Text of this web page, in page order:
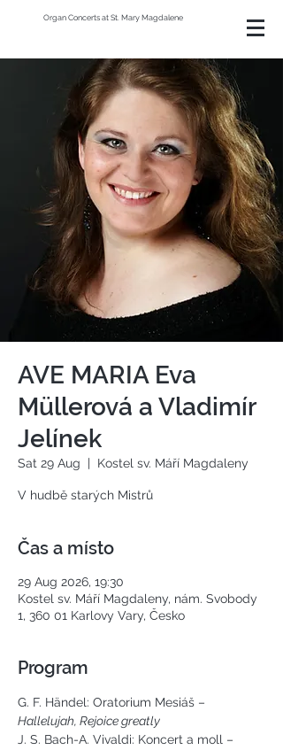
Organ Concerts at St. Mary Magdalene
AVE MARIA Eva
Müllerová a Vladimír
Jelínek
Sat 29 Aug
  |
Kostel sv. Máří Magdaleny
V hudbě starých Mistrů
Čas a místo
29 Aug 2026, 19:30
Kostel sv. Máří Magdaleny, nám. Svobody
1, 360 01 Karlovy Vary, Česko
Program
G. F. Händel: Oratorium Mesiáš –
Hallelujah, Rejoice greatly
J. S. Bach-A. Vivaldi: Koncert a moll –